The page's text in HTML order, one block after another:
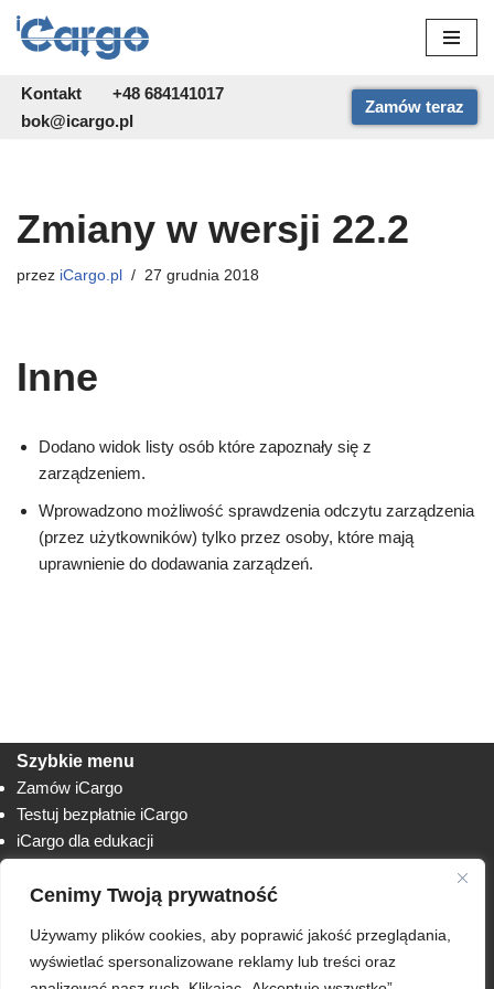
Cenimy Twoją prywatność
Używamy plików cookies, aby poprawić jakość przeglądania,
wyświetlać spersonalizowane reklamy lub treści oraz
do
treści
Kontakt
+48 684141017
bok@icargo.pl
Zamów teraz
Zmiany w wersji 22.2
przez iCargo.pl 27 grudnia 2018
Inne
Dodano widok listy osób które zapoznały się z
zarządzeniem.
Wprowadzono możliwość sprawdzenia odczytu zarządzenia
(przez użytkowników) tylko przez osoby, które mają
uprawnienie do dodawania zarządzeń.
Szybkie menu
Zamów iCargo
Testuj bezpłatnie iCargo
iCargo dla edukacji
Lista zmian
Techniczne AnyDesk